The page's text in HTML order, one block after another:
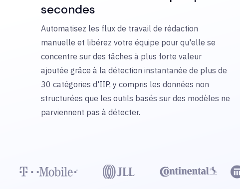
secondes
Automatisez les flux de travail de rédaction
manuelle et libérez votre équipe pour qu'elle se
concentre sur des tâches à plus forte valeur
ajoutée grâce à la détection instantanée de plus de
30 catégories d'IIP, y compris les données non
structurées que les outils basés sur des modèles ne
parviennent pas à détecter.